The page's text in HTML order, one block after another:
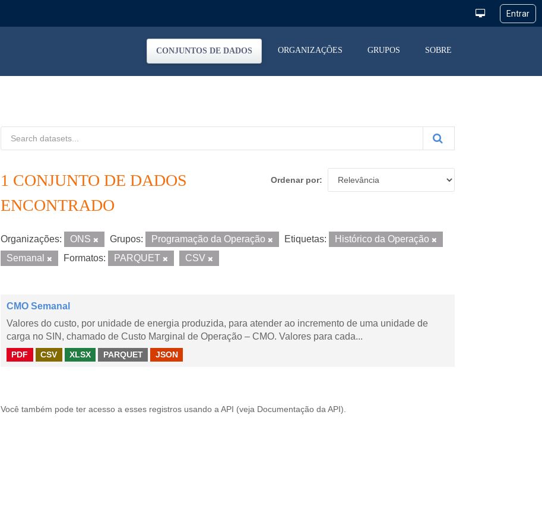
CONJUNTOS DE DADOS ORGANIZAÇÕES GRUPOS SOBRE
Ordenar por
1 CONJUNTO DE DADOS
ENCONTRADO
Organizações: ONS Grupos: Programação da Operação Etiquetas:
Histórico da Operação
Semanal
Formatos: PARQUET CSV
CMO Semanal
Valores do custo, por unidade de energia produzida, para atender ao incremento de uma unidade de
carga no SIN, chamado de Custo Marginal de Operação – CMO. Valores para cada...
PDF CSV XLSX PARQUET JSON
Você também pode ter acesso a esses registros usando a API (veja Documentação da API ).